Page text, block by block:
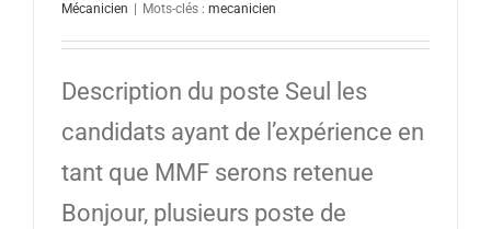
Mécanicien
Mots-clés : mecanicien
Description du poste Seul les
candidats ayant de l’expérience en
tant que MMF serons retenue
Bonjour, plusieurs poste de